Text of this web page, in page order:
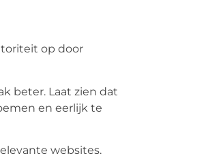
op door
beter. Laat zien dat
en eerlijk te
websites.